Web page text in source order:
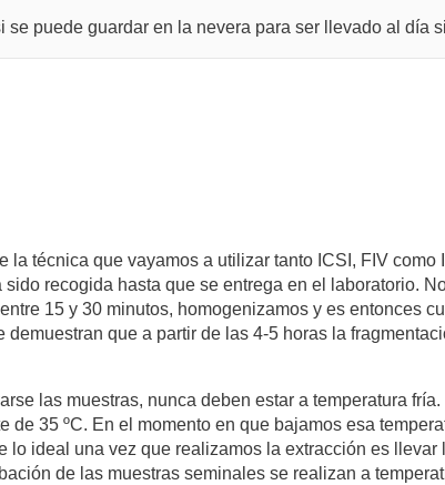
puede guardar en la nevera para ser llevado al día
la técnica que vayamos a utilizar tanto ICSI, FIV
recogida hasta que se entrega en el laboratorio.
15 y 30 minutos, homogenizamos y es entonces
que a partir de las 4-5 horas la
las muestras, nunca deben estar a temperatura
de 35 ºC. En el momento en que bajamos esa
lo ideal una vez que realizamos la extracción es
de las muestras seminales se realizan a